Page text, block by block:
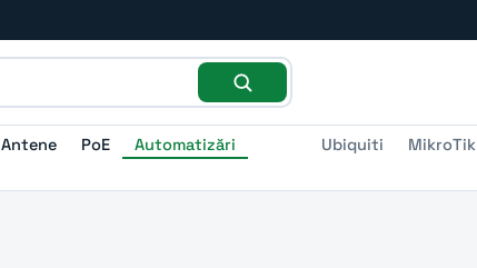
Antene PoE Automatizări Ubiquiti MikroTik